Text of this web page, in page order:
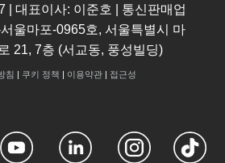
| 대표이사: 이준호 | 통신판매업
울마포-0965호, 서울특별시 마
21, 7층 (서교동, 풍성빌딩)
침 쿠키 정책 이용약관| 접근성